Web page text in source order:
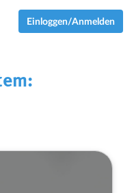
Einloggen/Anmelden